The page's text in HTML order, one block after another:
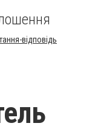
відповідь